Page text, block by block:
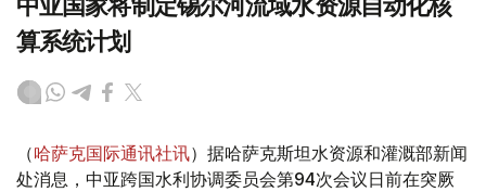
中亚国家将制定锡尔河流域水资源自动化核
算系统计划
（哈萨克国际通讯社讯）据哈萨克斯坦水资源和灌溉部新闻
处消息，中亚跨国水利协调委员会第94次会议日前在突厥